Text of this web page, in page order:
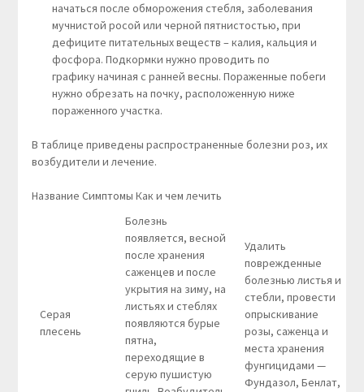
начаться после обморожения стебля, заболевания
мучнистой росой или черной пятнистостью, при
дефиците питательных веществ – калия, кальция и
фосфора. Подкормки нужно проводить по
графику начиная с ранней весны. Пораженные побеги
нужно обрезать на почку, расположенную ниже
пораженного участка.
В таблице приведены распространенные болезни роз, их
возбудители и лечение.
Название Симптомы Как и чем лечить
Серая
плесень
Болезнь
появляется, весной
после хранения
саженцев и после
укрытия на зиму, на
листьях и стеблях
появляются бурые
пятна,
переходящие в
серую пушистую
Удалить
поврежденные
болезнью листья и
стебли, провести
опрыскивание
розы, саженца и
места хранения
фунгицидами —
Фундазол, Бенлат,